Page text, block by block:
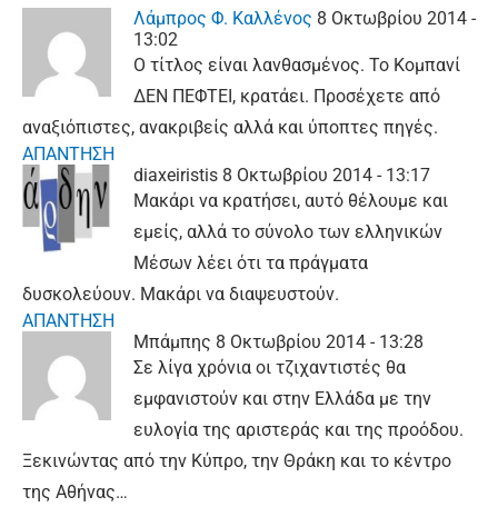
Λάμπρος Φ. Καλλένος 8 Οκτωβρίου 2014 -
13:02
Ο τίτλος είναι λανθασμένος. Το Κομπανί
ΔΕΝ ΠΕΦΤΕΙ, κρατάει. Προσέχετε από
αναξιόπιστες, ανακριβείς αλλά και ύποπτες πηγές.
ΑΠΑΝΤΗΣΗ
diaxeiristis 8 Οκτωβρίου 2014 - 13:17
Μακάρι να κρατήσει, αυτό θέλουμε και
εμείς, αλλά το σύνολο των ελληνικών
Μέσων λέει ότι τα πράγματα
δυσκολεύουν. Μακάρι να διαψευστούν.
ΑΠΑΝΤΗΣΗ
Μπάμπης 8 Οκτωβρίου 2014 - 13:28
Σε λίγα χρόνια οι τζιχαντιστές θα
εμφανιστούν και στην Ελλάδα με την
ευλογία της αριστεράς και της προόδου.
Ξεκινώντας από την Κύπρο, την Θράκη και το κέντρο
της Αθήνας…